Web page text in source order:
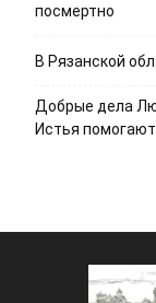
посмертно
В Рязанской
Добрые дела
Истья